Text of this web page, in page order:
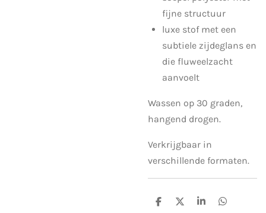
fijne structuur
luxe stof met een
subtiele zijdeglans en
die fluweelzacht
aanvoelt
Wassen op 30 graden,
hangend drogen.
Verkrijgbaar in
verschillende formaten.
S
S
S
S